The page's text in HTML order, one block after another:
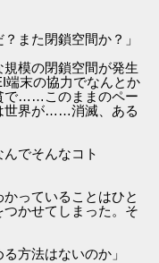
また閉鎖空間か？」
模の閉鎖空間が発生
端末の協力でなんとか
で……このままのペー
世界が……消滅、ある
でそんなコト
っていることはひと
かせてしまった。そ
方法はないのか」